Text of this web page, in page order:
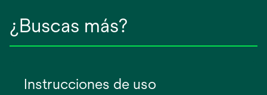
¿Buscas más?
Instrucciones de uso